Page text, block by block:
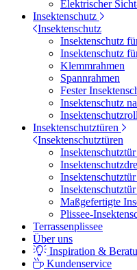
Elektrischer
Insektenschutz
Insektenschutz
Insektenschutz
Insektenschutz
Klemmrahmen
Spannrahmen
Fester
Insektenschutz
Insektenschutztüren
Insektenschutztüren
Maßgefertigte
Plissee-
Terrassenplissee
Über uns
Inspiration &
Kundenservice